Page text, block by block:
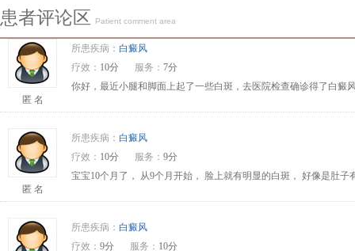
患者评论区 Patient comment area
匿 名
所患疾病： 白癜风
疗效： 10分 服务： 7分
你好，最近小腿和脚面上起了一些白斑，去医院检查确诊得了白
匿 名
所患疾病： 白癜风
疗效： 10分 服务： 9分
宝宝10个月了， 从9个月开始， 脸上就有明显的白斑， 好像是肚
所患疾病： 白癜风
疗效： 9分 服务： 10分